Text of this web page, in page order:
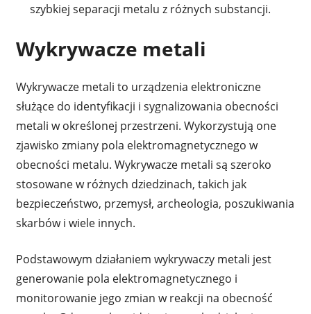
szybkiej separacji metalu z różnych substancji.
Wykrywacze metali
Wykrywacze metali to urządzenia elektroniczne
służące do identyfikacji i sygnalizowania obecności
metali w określonej przestrzeni. Wykorzystują one
zjawisko zmiany pola elektromagnetycznego w
obecności metalu. Wykrywacze metali są szeroko
stosowane w różnych dziedzinach, takich jak
bezpieczeństwo, przemysł, archeologia, poszukiwania
skarbów i wiele innych.
Podstawowym działaniem wykrywaczy metali jest
generowanie pola elektromagnetycznego i
monitorowanie jego zmian w reakcji na obecność